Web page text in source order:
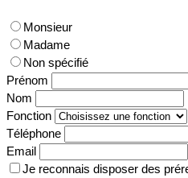
Monsieur
Madame
Non spécifié
Prénom
Nom
Fonction
Téléphone
Email
Je reconnais disposer des